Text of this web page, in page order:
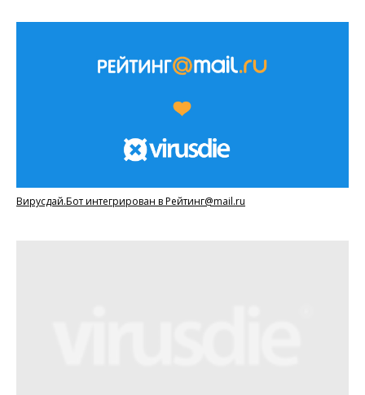
Вирусдай.Бот интегрирован в Рейтинг@mail.ru